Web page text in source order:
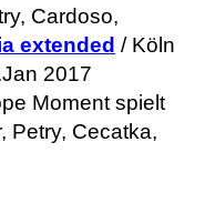
Cardoso,
extended / Köln
2017
Moment spielt
Petry, Cecatka,